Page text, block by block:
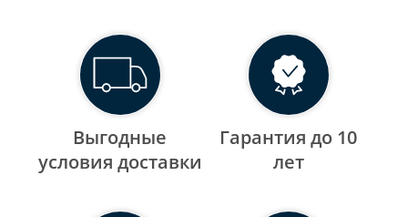
Выгодные
уcловия доставки
Гарантия до 10
лет